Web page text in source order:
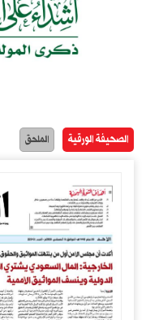
الصحيفة الورقية الملحق